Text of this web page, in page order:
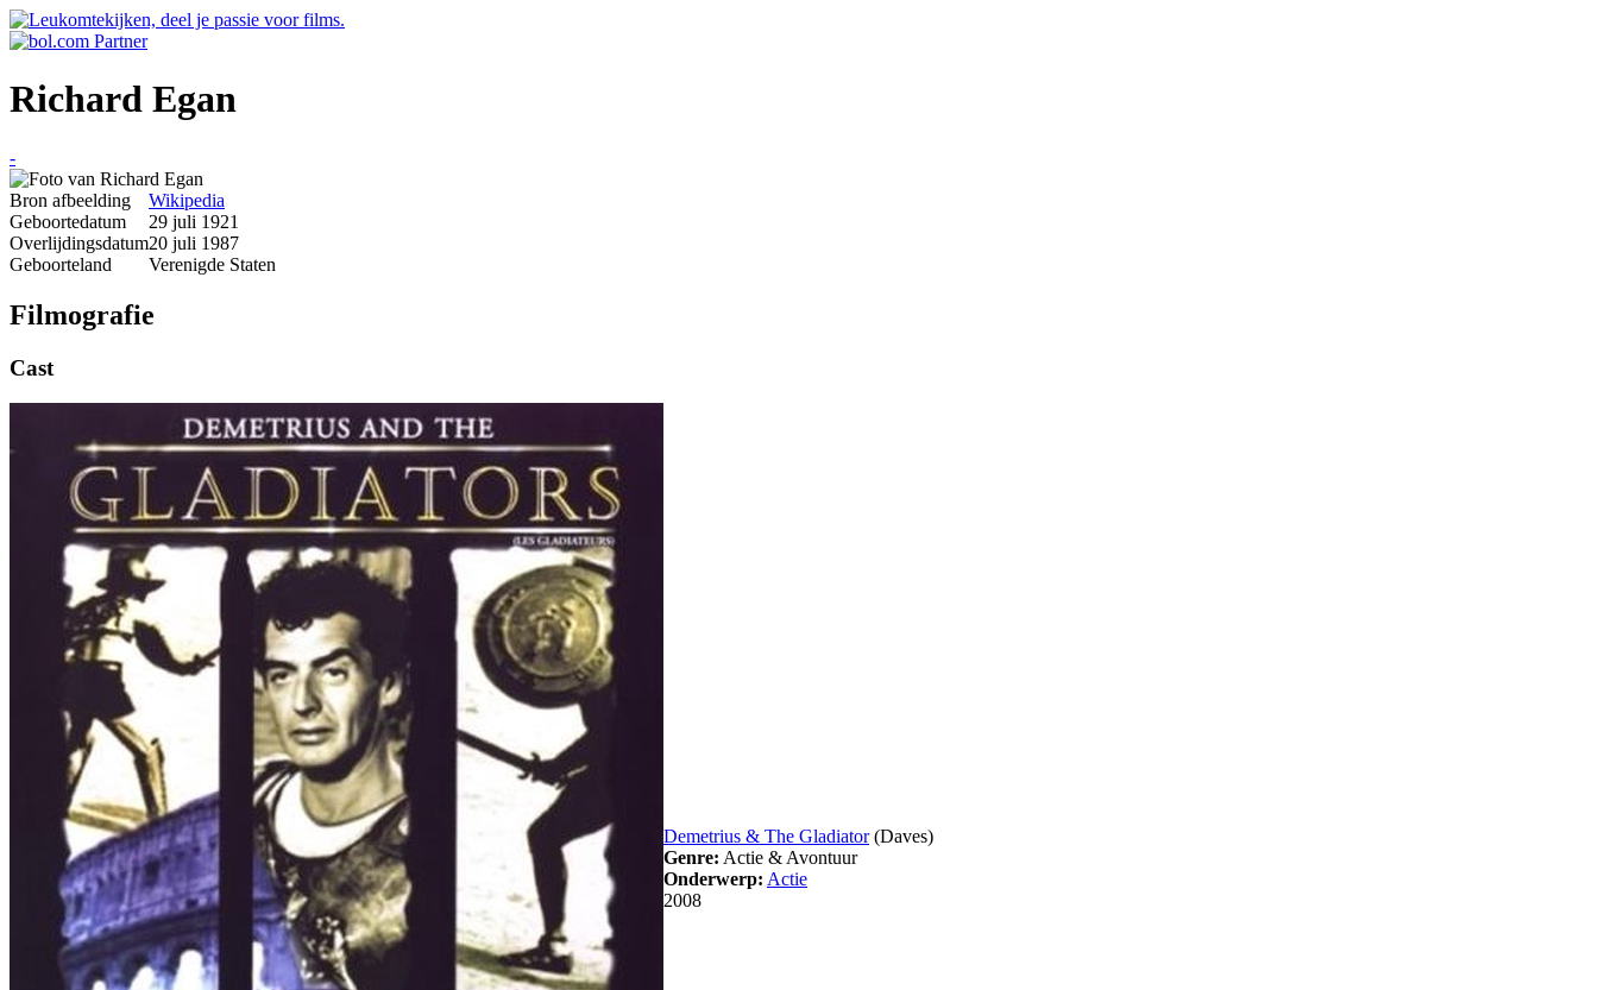
Richard Egan
-
Bron afbeelding
Wikipedia
Geboortedatum
29 juli 1921
Overlijdingsdatum20 juli 1987
Geboorteland
Verenigde Staten
Filmografie
Cast
Demetrius & The Gladiator(Daves)
Genre: Actie & Avontuur
Onderwerp: Actie
2008